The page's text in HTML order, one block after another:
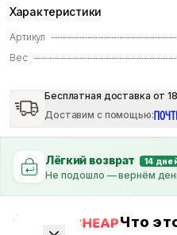
Характеристики
Артикул
Вес
Бесплатная доставка от
Доставим с помощью:
Лёгкий возврат 14
Не подошло — вернём
Что